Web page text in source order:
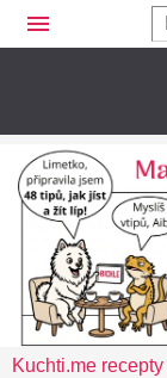
menu
Kuchti.me recepty